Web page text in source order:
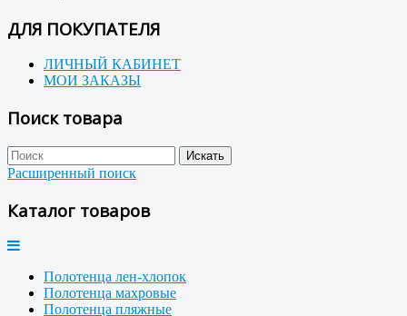
ДЛЯ ПОКУПАТЕЛЯ
ЛИЧНЫЙ КАБИНЕТ
МОИ ЗАКАЗЫ
Поиск товара
Расширенный поиск
Каталог товаров
Полотенца лен-хлопок
Полотенца махровые
Полотенца пляжные